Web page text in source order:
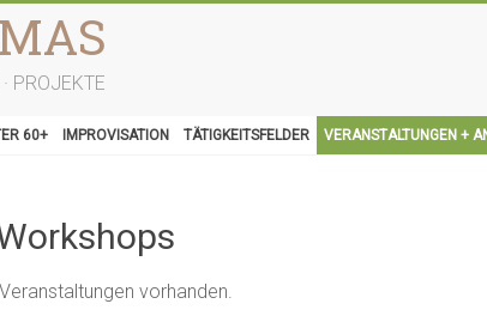
PROJEKTE
60+ IMPROVISATION TÄTIGKEITSFELDER VERANSTALTUNGEN +
vorhanden.